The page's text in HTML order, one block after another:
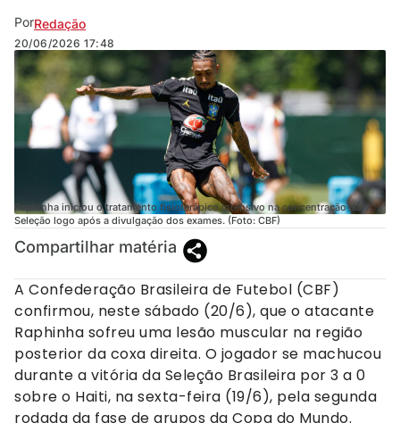
PorRedação
20/06/2026 17:48
Raphinha iniciou o tratamento fisioterápico intensivo na concentração da
Seleção logo após a divulgação dos exames. (Foto: CBF)
Compartilhar matéria
A Confederação Brasileira de Futebol (CBF)
confirmou, neste sábado (20/6), que o atacante
Raphinha sofreu uma lesão muscular na região
posterior da coxa direita. O jogador se machucou
durante a vitória da Seleção Brasileira por 3 a 0
sobre o Haiti, na sexta-feira (19/6), pela segunda
rodada da fase de grupos da Copa do Mundo.